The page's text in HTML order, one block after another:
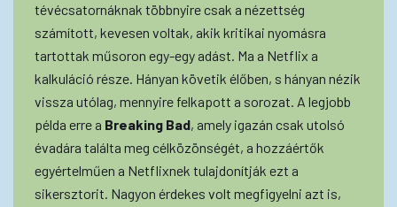
tévécsatornáknak többnyire csak a nézettség
számított, kevesen voltak, akik kritikai nyomásra
tartottak műsoron egy-egy adást. Ma a Netflix a
kalkuláció része. Hányan követik élőben, s hányan nézik
vissza utólag, mennyire felkapott a sorozat. A legjobb
példa erre a Breaking Bad, amely igazán csak utolsó
évadára találta meg célközönségét, a hozzáértők
egyértelműen a Netflixnek tulajdonítják ezt a
sikersztorit. Nagyon érdekes volt megfigyelni azt is,